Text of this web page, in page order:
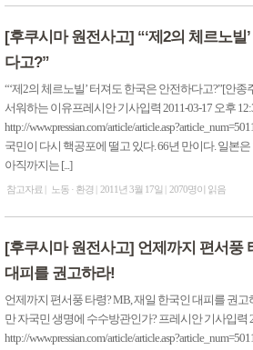
[후쿠시마 원전사고] “‘제2의 체르노빌
다고?”
“‘제2의 체르노빌’ 터져도 한국은 안전하다고?”[안
서워하는 이유프레시안 기사입력 2011-03-17 오후
http://www.pressian.com/article/
국민이 다시 핵공포에 떨고 있다. 66년 만이다. 일본
아직까지는 [...]
참고자료 노동 · 환경 2011년 3월 17일 2070명이 읽음
[후쿠시마 원전사고] 언제까지 편서풍
대피를 권고하라!
언제까지 편서풍 타령? MB, 재일 한국인 대피를 권
만 자국민 생명에 수수방관인가? 프레시안 기사입력
http://www.pressian.com/article/